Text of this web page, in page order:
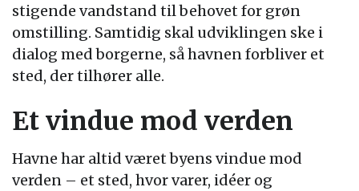
stigende vandstand til behovet for grøn
omstilling. Samtidig skal udviklingen ske i
dialog med borgerne, så havnen forbliver et
sted, der tilhører alle.
Et vindue mod verden
Havne har altid været byens vindue mod
verden – et sted, hvor varer, idéer og